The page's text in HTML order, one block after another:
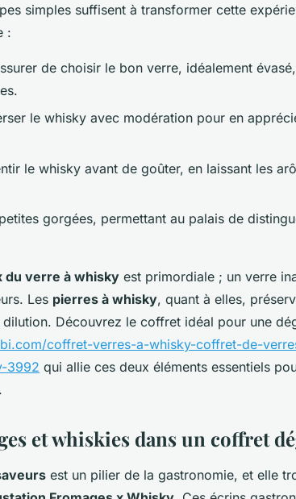
simples suffisent à transformer cette
:
de choisir le bon verre, idéalement
le whisky avec modération pour en
le whisky avant de goûter, en laissant les
gorgées, permettant au palais de
du verre à whisky est primordiale ; un verre
Les pierres à whisky, quant à elles,
Découvrez le coffret idéal pour une
coffret-verres-a-whisky-coffret-de-
3992 qui allie ces deux éléments essentiels
et whiskies dans un coffret
est un pilier de la gastronomie, et elle